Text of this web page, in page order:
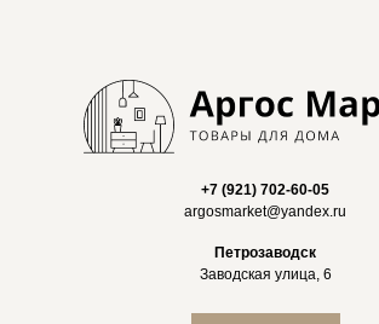
+7 (921) 702-60-05
argosmarket@yandex.ru
Петрозаводск
Заводская улица, 6